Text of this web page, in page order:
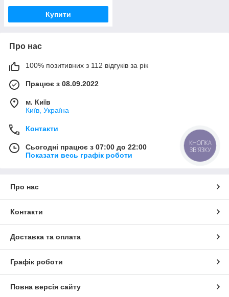
Купити
Про нас
100% позитивних з 112 відгуків за рік
Працює з 08.09.2022
м. Київ
Київ, Україна
Контакти
Сьогодні працює з 07:00 до 22:00
Показати весь графік роботи
Про нас
Контакти
Доставка та оплата
Графік роботи
Повна версія сайту
КНОПКА
ЗВ'ЯЗКУ